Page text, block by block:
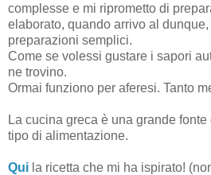
complesse e mi riprometto di
elaborato, quando arrivo al
preparazioni semplici.
Come se volessi gustare i sapori
ne trovino.
Ormai funziono per aferesi. Tanto
La cucina greca è una grande
tipo di alimentazione.
Qui la ricetta che mi ha ispirato!